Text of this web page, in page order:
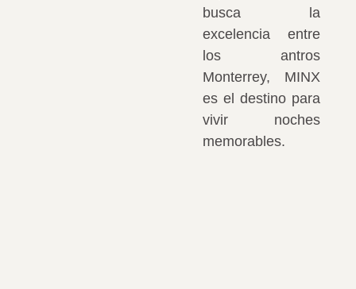
busca la
excelencia entre
los antros
Monterrey, MINX
es el destino para
vivir noches
memorables.